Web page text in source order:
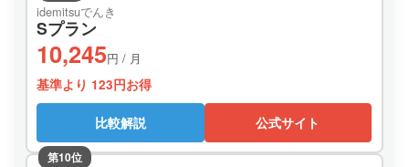
idemitsuでんき
Sプラン
10,245円 / 月
基準より 123円お得
比較解説 公式サイト
第10位